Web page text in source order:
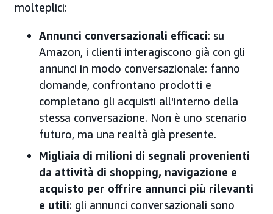
molteplici:
Annunci conversazionali efficaci: su
Amazon, i clienti interagiscono già con gli
annunci in modo conversazionale: fanno
domande, confrontano prodotti e
completano gli acquisti all'interno della
stessa conversazione. Non è uno scenario
futuro, ma una realtà già presente.
Migliaia di milioni di segnali provenienti
da attività di shopping, navigazione e
acquisto per offrire annunci più rilevanti
e utili: gli annunci conversazionali sono